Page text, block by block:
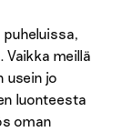
Vaikka meillä
usein jo
luonteesta
oman